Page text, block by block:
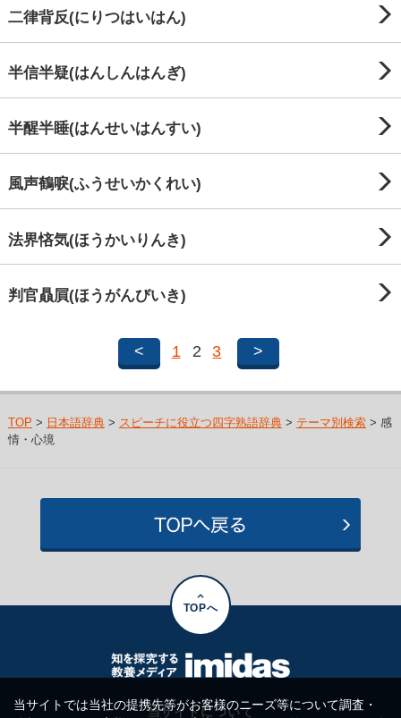
二律背反(にりつはいはん)
半信半疑(はんしんはんぎ)
半醒半睡(はんせいはんすい)
風声鶴唳(ふうせいかくれい)
法界悋気(ほうかいりんき)
判官贔屓(ほうがんびいき)
< 1 2 3 >
TOP > 日本語辞典> スピーチに役立つ四字熟語辞典> テーマ別検索> 感
情・心境
TOPへ
当サイトについて
当サイトでは当社の提携先等がお客様のニーズ等について調査・